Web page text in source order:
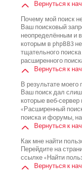
Вернуться к
Почему мой поиск
Ваш поисковый
неопределённым и
которым в phpBB3
тщательного
расширенного
Вернуться к
В результате моего
Ваш поиск дал
которые веб-сервер
«Расширенный
поиска и форумы,
Вернуться к
Как мне найти
Перейдите на
ссылке «Найти
Вернуться к